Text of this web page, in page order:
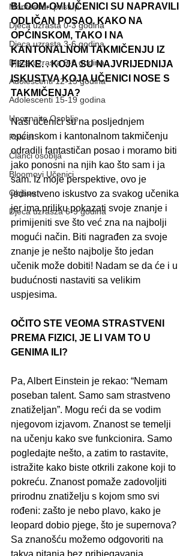
Montessori pristup
Djeca uzrasta 0-3 godina
Djeca uzrasta 3-6 godina
Djeca uzrasta 9-6 godina
Adolescenti 12-15 godina
Adolescenti 15-19 godina
Upoznajte Osoblje
Pokret
Članci osoblja
Bloomovi Učenici
Objave
Djeca uzrasza 6-9 godina
BLOOM-OVI UČENICI SU NAPRAVILI
ODLIČAN POSAO, KAKO NA
OPĆINSKOM, TAKO I NA
KANTONALNOM TAKMIČENJU IZ
FIZIKE. . KOJA SU NAJVRIJEDNIJA
ISKUSTVA KOJA UČENICI NOSE S
TAKMIČENJA?
Naši učenici su na posljednjem
općinskom i kantonalnom takmičenju
odradili fantastičan posao i moramo biti
jako ponosni na njih kao što sam i ja
sam. Iz moje perspektive, ovo je
jedinstveno iskustvo za svakog učenika
jer ima priliku pokazati svoje znanje i
primijeniti sve što već zna na najbolji
mogući način. Biti nagrađen za svoje
znanje je nešto najbolje što jedan
učenik može dobiti! Nadam se da će i u
budućnosti nastaviti sa velikim
uspjesima.
OČITO STE VEOMA STRASTVENI
PREMA FIZICI, JE LI VAM TO U
GENIMA ILI?
Pa, Albert Einstein je rekao: “Nemam
poseban talent. Samo sam strastveno
znatiželjan”. Mogu reći da se vodim
njegovom izjavom. Znanost se temelji
na učenju kako sve funkcionira. Samo
pogledajte nešto, a zatim to rastavite,
istražite kako biste otkrili zakone koji to
pokreću. Znanost pomaže zadovoljiti
prirodnu znatiželju s kojom smo svi
rođeni: zašto je nebo plavo, kako je
leopard dobio pjege, što je supernova?
Sa znanošću možemo odgovoriti na
takva pitanja bez pribjegavanja